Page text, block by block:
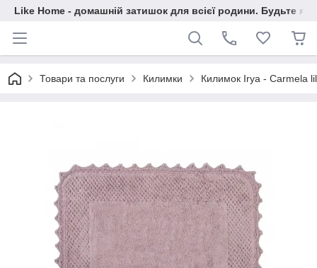
Like Home - домашній затишок для всієї родини. Будьте як
Товари та послуги Килимки Килимок Irya - Carmela